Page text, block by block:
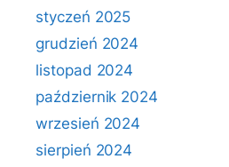
styczeń 2025
grudzień 2024
listopad 2024
październik 2024
wrzesień 2024
sierpień 2024